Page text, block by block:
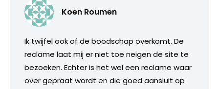
Koen Roumen
Ik twijfel ook of de boodschap overkomt. De
reclame laat mij er niet toe neigen de site te
bezoeken. Echter is het wel een reclame waar
over gepraat wordt en die goed aansluit op